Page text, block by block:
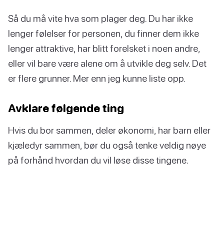
Så du må vite hva som plager deg. Du har ikke
lenger følelser for personen, du finner dem ikke
lenger attraktive, har blitt forelsket i noen andre,
eller vil bare være alene om å utvikle deg selv. Det
er flere grunner. Mer enn jeg kunne liste opp.
Avklare følgende ting
Hvis du bor sammen, deler økonomi, har barn eller
kjæledyr sammen, bør du også tenke veldig nøye
på forhånd hvordan du vil løse disse tingene.